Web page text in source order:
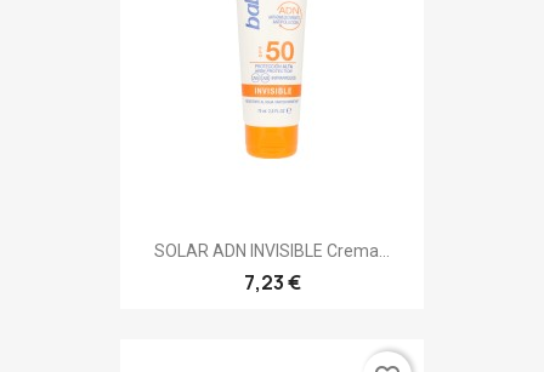
SOLAR ADN INVISIBLE Crema...
7,23 €